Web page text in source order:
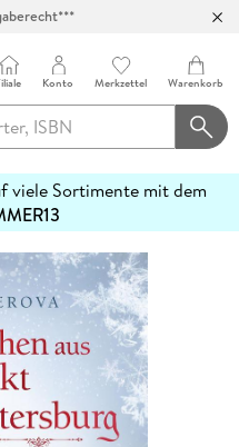
Konto Merkzettel Warenkorb
viele Sortimente mit dem